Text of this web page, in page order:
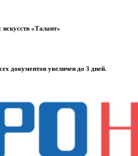
искусств «Талант»
документов увеличен до 3 дней.